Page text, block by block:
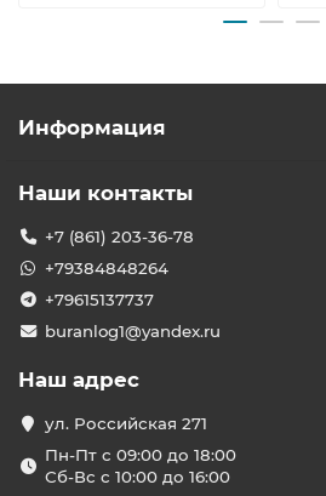
Информация
Наши контакты
+7 (861) 203-36-78
+79384848264
+79615137737
buranlog1@yandex.ru
Наш адрес
ул. Российская 271
Пн-Пт с 09:00 до 18:00
Сб-Вс с 10:00 до 16:00